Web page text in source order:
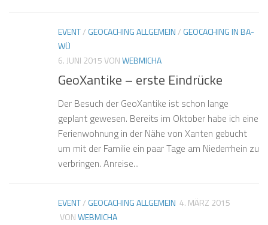
EVENT/ GEOCACHING ALLGEMEIN/ GEOCACHING IN BA-
WÜ
6. JUNI 2015VONWEBMICHA
GeoXantike – erste Eindrücke
Der Besuch der GeoXantike ist schon lange
geplant gewesen. Bereits im Oktober habe ich eine
Ferienwohnung in der Nähe von Xanten gebucht
um mit der Familie ein paar Tage am Niederrhein zu
verbringen. Anreise...
EVENT/ GEOCACHING ALLGEMEIN 4. MÄRZ 2015
VONWEBMICHA